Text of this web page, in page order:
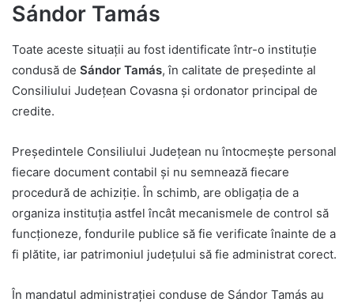
Sándor Tamás
Toate aceste situații au fost identificate într-o instituție
condusă de Sándor Tamás, în calitate de președinte al
Consiliului Județean Covasna și ordonator principal de
credite.
Președintele Consiliului Județean nu întocmește personal
fiecare document contabil și nu semnează fiecare
procedură de achiziție. În schimb, are obligația de a
organiza instituția astfel încât mecanismele de control să
funcționeze, fondurile publice să fie verificate înainte de a
fi plătite, iar patrimoniul județului să fie administrat corect.
În mandatul administrației conduse de Sándor Tamás au